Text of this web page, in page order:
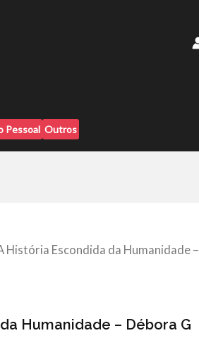
Pessoal Outros
História Escondida da Humanidade –
Humanidade – Débora G